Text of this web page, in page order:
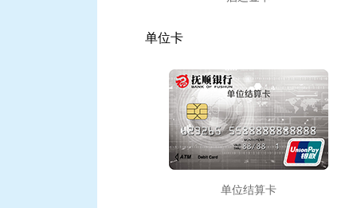
单位卡
单位结算卡